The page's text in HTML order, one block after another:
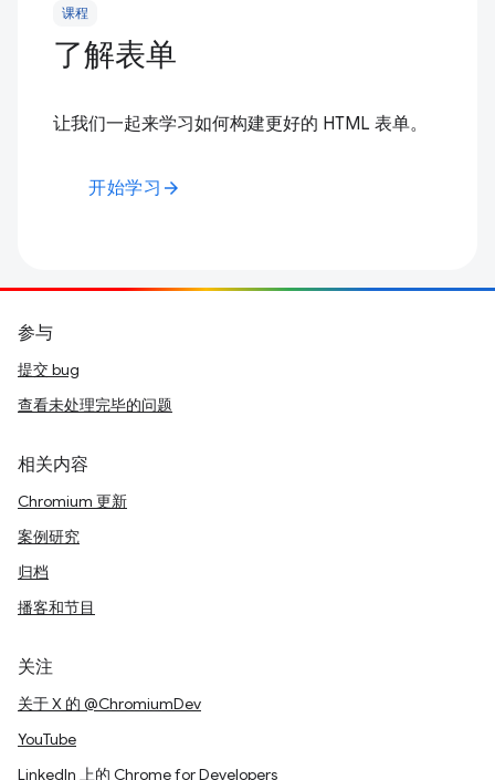
课程
了解表单
让我们一起来学习如何构建更好的 HTML 表单。
开始学习 arrow_forward
参与
提交 bug
查看未处理完毕的问题
相关内容
Chromium 更新
案例研究
归档
播客和节目
关注
关于 X 的 @ChromiumDev
YouTube
LinkedIn 上的 Chrome for Developers